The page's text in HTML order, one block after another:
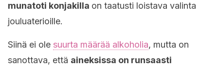
munatoti konjakilla on taatusti loistava valinta
jouluaterioille.
Siinä ei ole suurta määrää alkoholia, mutta on
sanottava, että aineksissa on runsaasti